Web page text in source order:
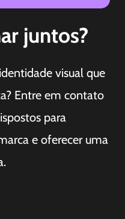
juntos?
visual que
Entre em contato
para
e oferecer uma